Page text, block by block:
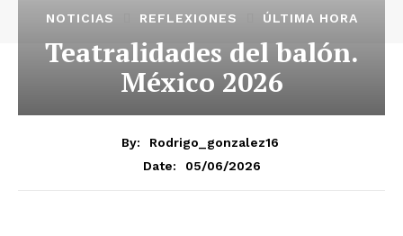
NOTICIAS REFLEXIONES ÚLTIMA HORA
Teatralidades del balón.
México 2026
By:
Rodrigo_gonzalez16
Date:
05/06/2026